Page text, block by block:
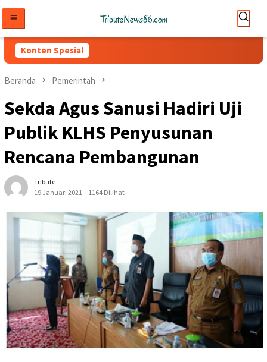
konten
Konten Spesial
Beranda Pemerintah
Sekda Agus Sanusi Hadiri Uji
Publik KLHS Penyusunan
Rencana Pembangunan
Tribute
19 Januari 2021
1164 Dilihat